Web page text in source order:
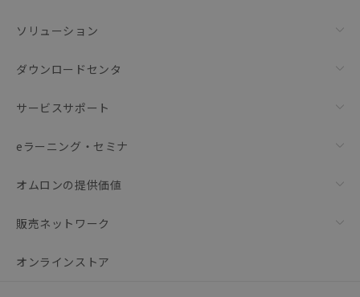
ソリューション
ダウンロードセンタ
サービスサポート
eラーニング・セミナ
オムロンの提供価値
販売ネットワーク
オンラインストア